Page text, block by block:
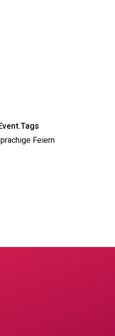
Feiern